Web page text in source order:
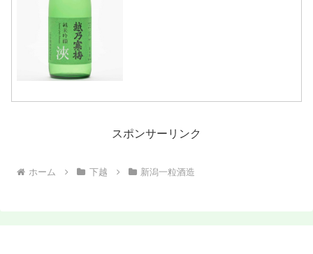
スポンサーリンク
ホーム 下越 新潟一粒酒造